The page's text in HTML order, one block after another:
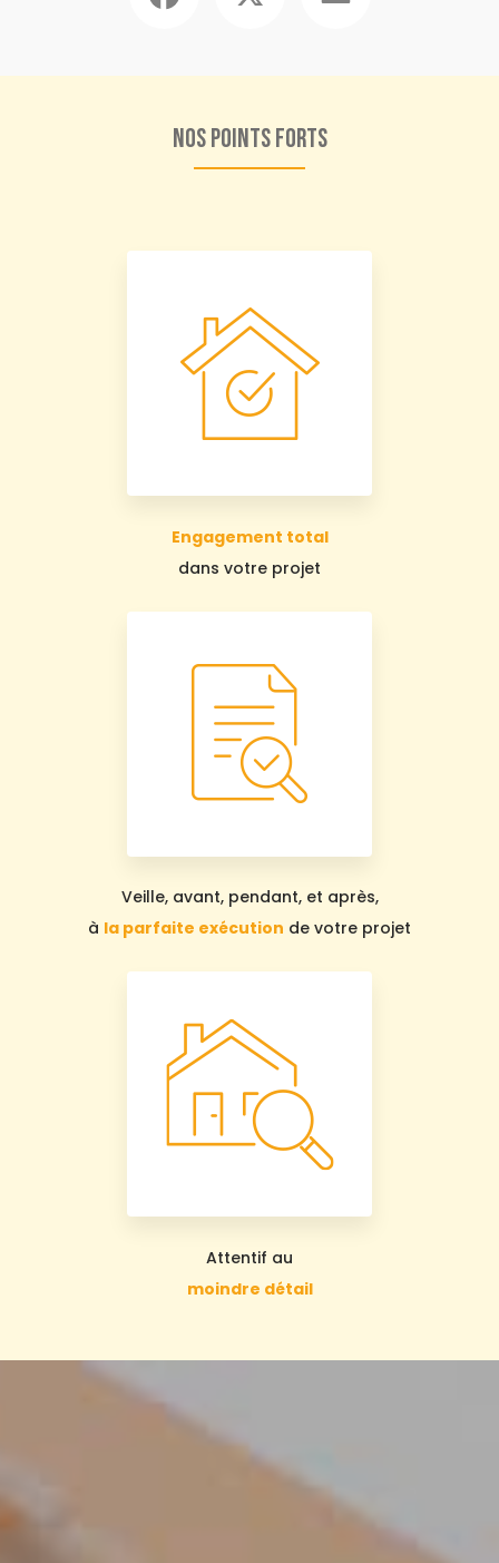
Nos points forts
Engagement total
dans votre projet
Veille, avant, pendant, et après,
à la parfaite exécution de votre projet
Attentif au
moindre détail